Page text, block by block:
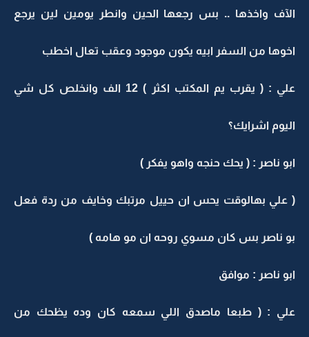
الآف واخذها .. بس رجعها الحين وانطر يومين لين يرجع
اخوها من السفر ابيه يكون موجود وعقب تعال اخطب
علي : ( يقرب يم المكتب اكثر ) 12 الف وانخلص كل شي
اليوم اشرايك؟
ابو ناصر : ( يحك حنجه واهو يفكر )
( علي بهالوقت يحس ان حييل مرتبك وخايف من ردة فعل
بو ناصر بس كان مسوي روحه ان مو هامه )
ابو ناصر : موافق
علي : ( طبعا ماصدق اللي سمعه كان وده يظحك من